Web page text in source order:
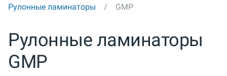
Рулонные ламинаторы
GMP
Рулонные ламинаторы
GMP